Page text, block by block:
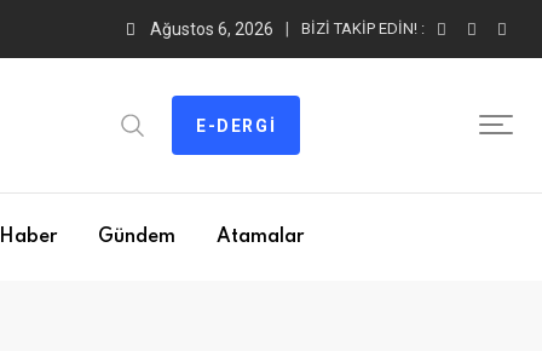
Ağustos 6, 2026 BIZI TAKIP EDIN! :
E-DERGI
Haber Gündem Atamalar